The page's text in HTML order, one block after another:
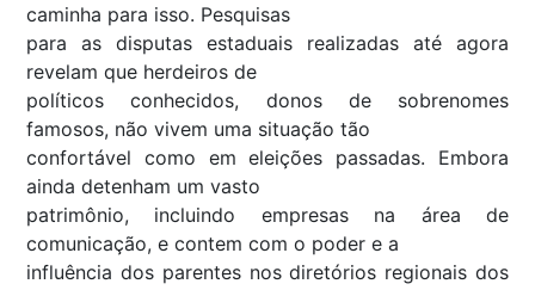
caminha para isso. Pesquisas
para as disputas estaduais realizadas até agora
revelam que herdeiros de
políticos conhecidos, donos de sobrenomes
famosos, não vivem uma situação tão
confortável como em eleições passadas. Embora
ainda detenham um vasto
patrimônio, incluindo empresas na área de
comunicação, e contem com o poder e a
influência dos parentes nos diretórios regionais dos